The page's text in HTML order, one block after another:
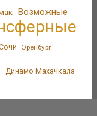
Возможные
Оренбург
Динамо Махачкала